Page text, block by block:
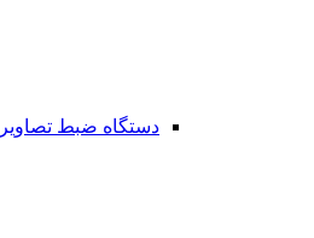
دستگاه ضبط تصاویر